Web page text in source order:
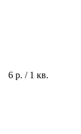
6 р. / 1 кв.